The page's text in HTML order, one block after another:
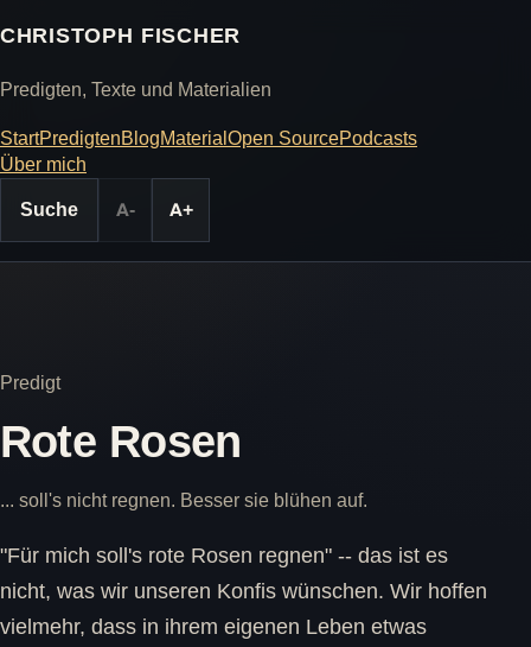
CHRISTOPH FISCHER
Predigten, Texte und Materialien
StartPredigtenBlogMaterialOpen SourcePodcasts
Über mich
Suche
A- A+
Predigt
Rote Rosen
... soll's nicht regnen. Besser sie blühen auf.
"Für mich soll's rote Rosen regnen" -- das ist es
nicht, was wir unseren Konfis wünschen. Wir hoffen
vielmehr, dass in ihrem eigenen Leben etwas